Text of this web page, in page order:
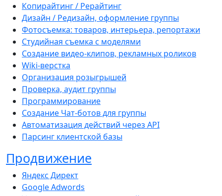
Копирайтинг / Рерайтинг
Дизайн / Редизайн, оформление группы
Фотосъемка: товаров, интерьера, репортажи
Студийная съемка с моделями
Создание видео-клипов, рекламных роликов
Wiki-верстка
Организация розыгрышей
Проверка, аудит группы
Программирование
Создание Чат-ботов для группы
Автоматизация действий через API
Парсинг клиентской базы
Продвижение
Яндекс Директ
Google Adwords